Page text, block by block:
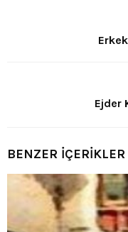
Ejder
BENZER İÇERİKLER